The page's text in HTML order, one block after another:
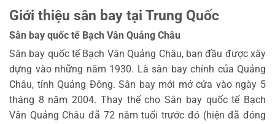
Giới thiệu sân bay tại Trung Quốc
Sân bay quốc tế Bạch Vân Quảng Châu
Sân bay quốc tế Bạch Vân Quảng Châu, ban đầu được xây
dựng vào những năm 1930. Là sân bay chính của Quảng
Châu, tỉnh Quảng Đông. Sân bay mới mở cửa vào ngày 5
tháng 8 năm 2004. Thay thế cho Sân bay quốc tế Bạch
Vân Quảng Châu đã 72 năm tuổi trước đó (hiện đã đóng